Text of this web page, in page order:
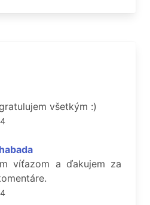
všetkým :)
víťazom a ďakujem za